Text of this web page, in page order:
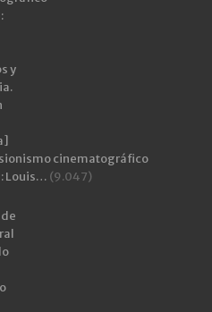
cinematográfico
Louis… (9.047)